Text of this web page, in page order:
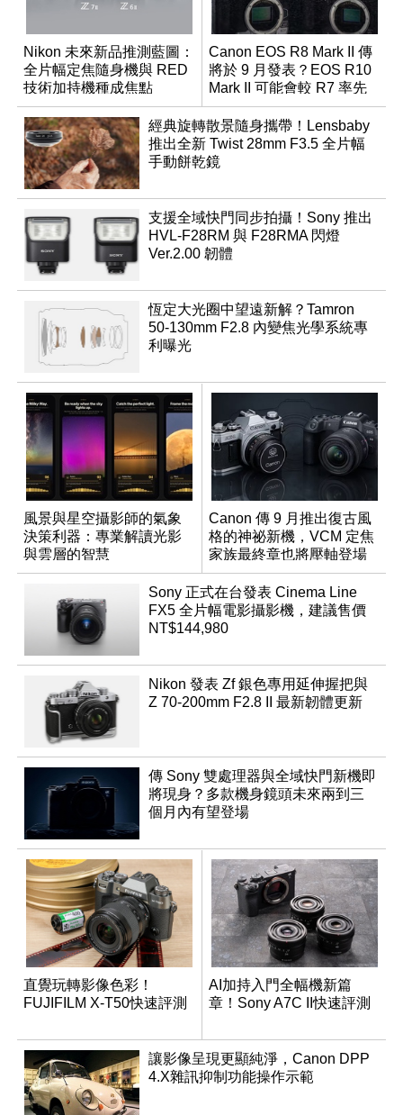
Nikon 未來新品推測藍圖：
全片幅定焦隨身機與 RED
技術加持機種成焦點
Canon EOS R8 Mark II 傳
將於 9 月發表？EOS R10
Mark II 可能會較 R7 率先
推出
經典旋轉散景隨身攜帶！Lensbaby
推出全新 Twist 28mm F3.5 全片幅
手動餅乾鏡
支援全域快門同步拍攝！Sony 推出
HVL-F28RM 與 F28RMA 閃燈
Ver.2.00 韌體
恆定大光圈中望遠新解？Tamron
50-130mm F2.8 內變焦光學系統專
利曝光
風景與星空攝影師的氣象
決策利器：專業解讀光影
與雲層的智慧
App「Atmos」登場
Canon 傳 9 月推出復古風
格的神祕新機，VCM 定焦
家族最終章也將壓軸登場
Sony 正式在台發表 Cinema Line
FX5 全片幅電影攝影機，建議售價
NT$144,980
Nikon 發表 Zf 銀色專用延伸握把與
Z 70-200mm F2.8 II 最新韌體更新
傳 Sony 雙處理器與全域快門新機即
將現身？多款機身鏡頭未來兩到三
個月內有望登場
直覺玩轉影像色彩！
FUJIFILM X-T50快速評測
AI加持入門全幅機新篇
章！Sony A7C II快速評測
讓影像呈現更顯純淨，Canon DPP
4.X雜訊抑制功能操作示範